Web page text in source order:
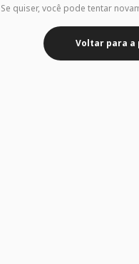
Se quiser, você pode tentar
Voltar para a